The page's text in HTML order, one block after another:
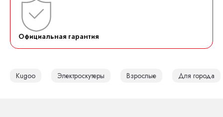
Официальная гарантия
Kugoo Электроскутеры Взрослые Для города